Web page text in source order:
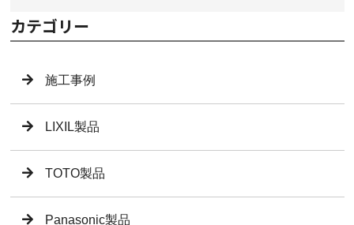
カテゴリー
施工事例
LIXIL製品
TOTO製品
Panasonic製品